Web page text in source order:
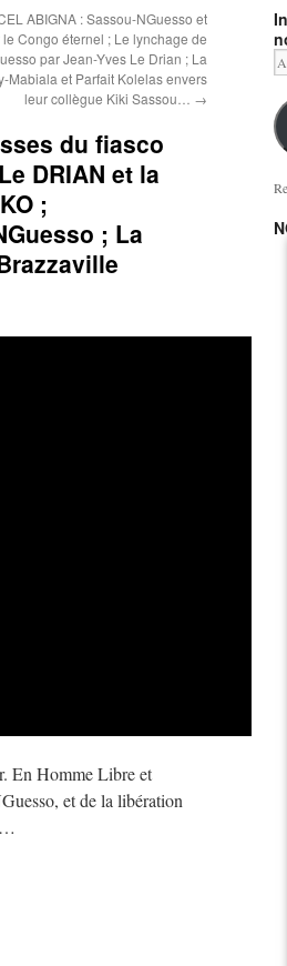
ABIGNA : Sassou-NGuesso et
Congo éternel ; Le lynchage de
par Jean-Yves Le Drian ; La
Mabiala et Parfait Kolelas envers
leur collègue Kiki Sassou… →
du fiasco
DRIAN et la
;
; La
En Homme Libre et
et de la libération
e-